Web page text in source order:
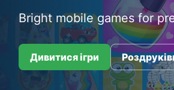
Bright mobile games for
Дивитися ігри